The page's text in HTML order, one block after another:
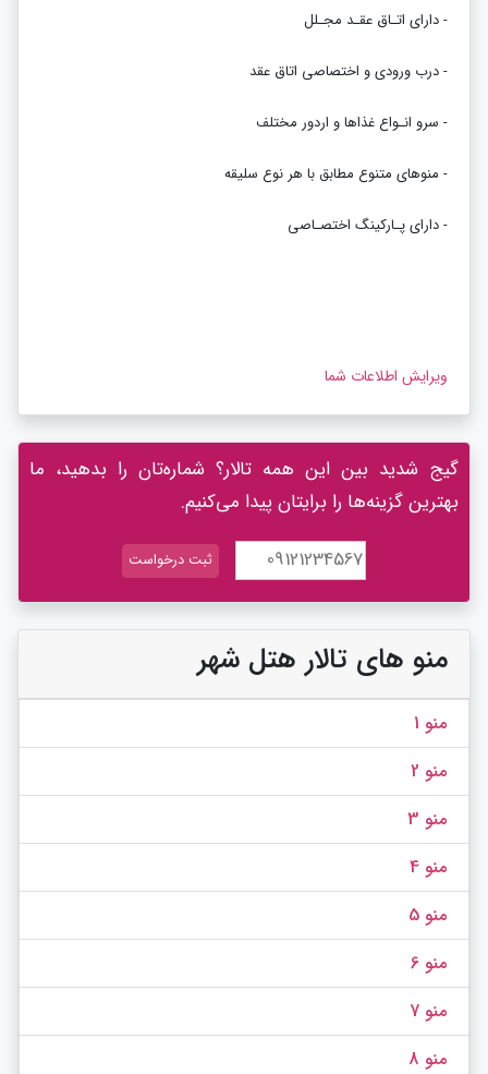
- دارای اتـاق عقـد مجـلل
- درب ورودی و اختصاصی اتاق عقد
- سرو انـواع غذاها و اردور مختلف
- منوهای متنوع مطابق با هر نوع سلیقه
- دارای پـارکینگ اختصـاصی
ویرایش اطلاعات شما
گیج شدید بین این همه تالار؟ شماره‌تان را بدهید، ما
بهترین گزینه‌ها را برایتان پیدا می‌کنیم.
منو های تالار هتل شهر
منو 1
منو 2
منو 3
منو 4
منو 5
منو 6
منو 7
منو 8